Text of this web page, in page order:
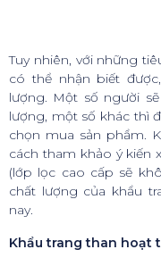
Tuy nhiên, với những
có thể nhận biết
lượng. Một số người
lượng, một số khác thì
chọn mua sản phẩm.
cách tham khảo ý kiến
(lớp lọc cao cấp sẽ
chất lượng của khẩu
nay.
Khẩu trang than hoạt